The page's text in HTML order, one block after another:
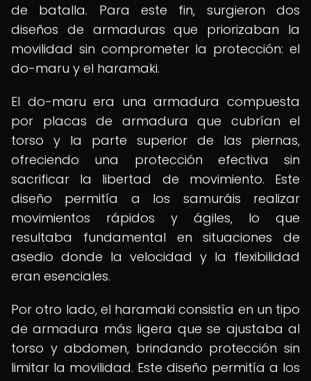
de batalla. Para este fin, surgieron dos
diseños de armaduras que priorizaban la
movilidad sin comprometer la protección: el
do-maru y el haramaki.
El do-maru era una armadura compuesta
por placas de armadura que cubrían el
torso y la parte superior de las piernas,
ofreciendo una protección efectiva sin
sacrificar la libertad de movimiento. Este
diseño permitía a los samuráis realizar
movimientos rápidos y ágiles, lo que
resultaba fundamental en situaciones de
asedio donde la velocidad y la flexibilidad
eran esenciales.
Por otro lado, el haramaki consistía en un tipo
de armadura más ligera que se ajustaba al
torso y abdomen, brindando protección sin
limitar la movilidad. Este diseño permitía a los